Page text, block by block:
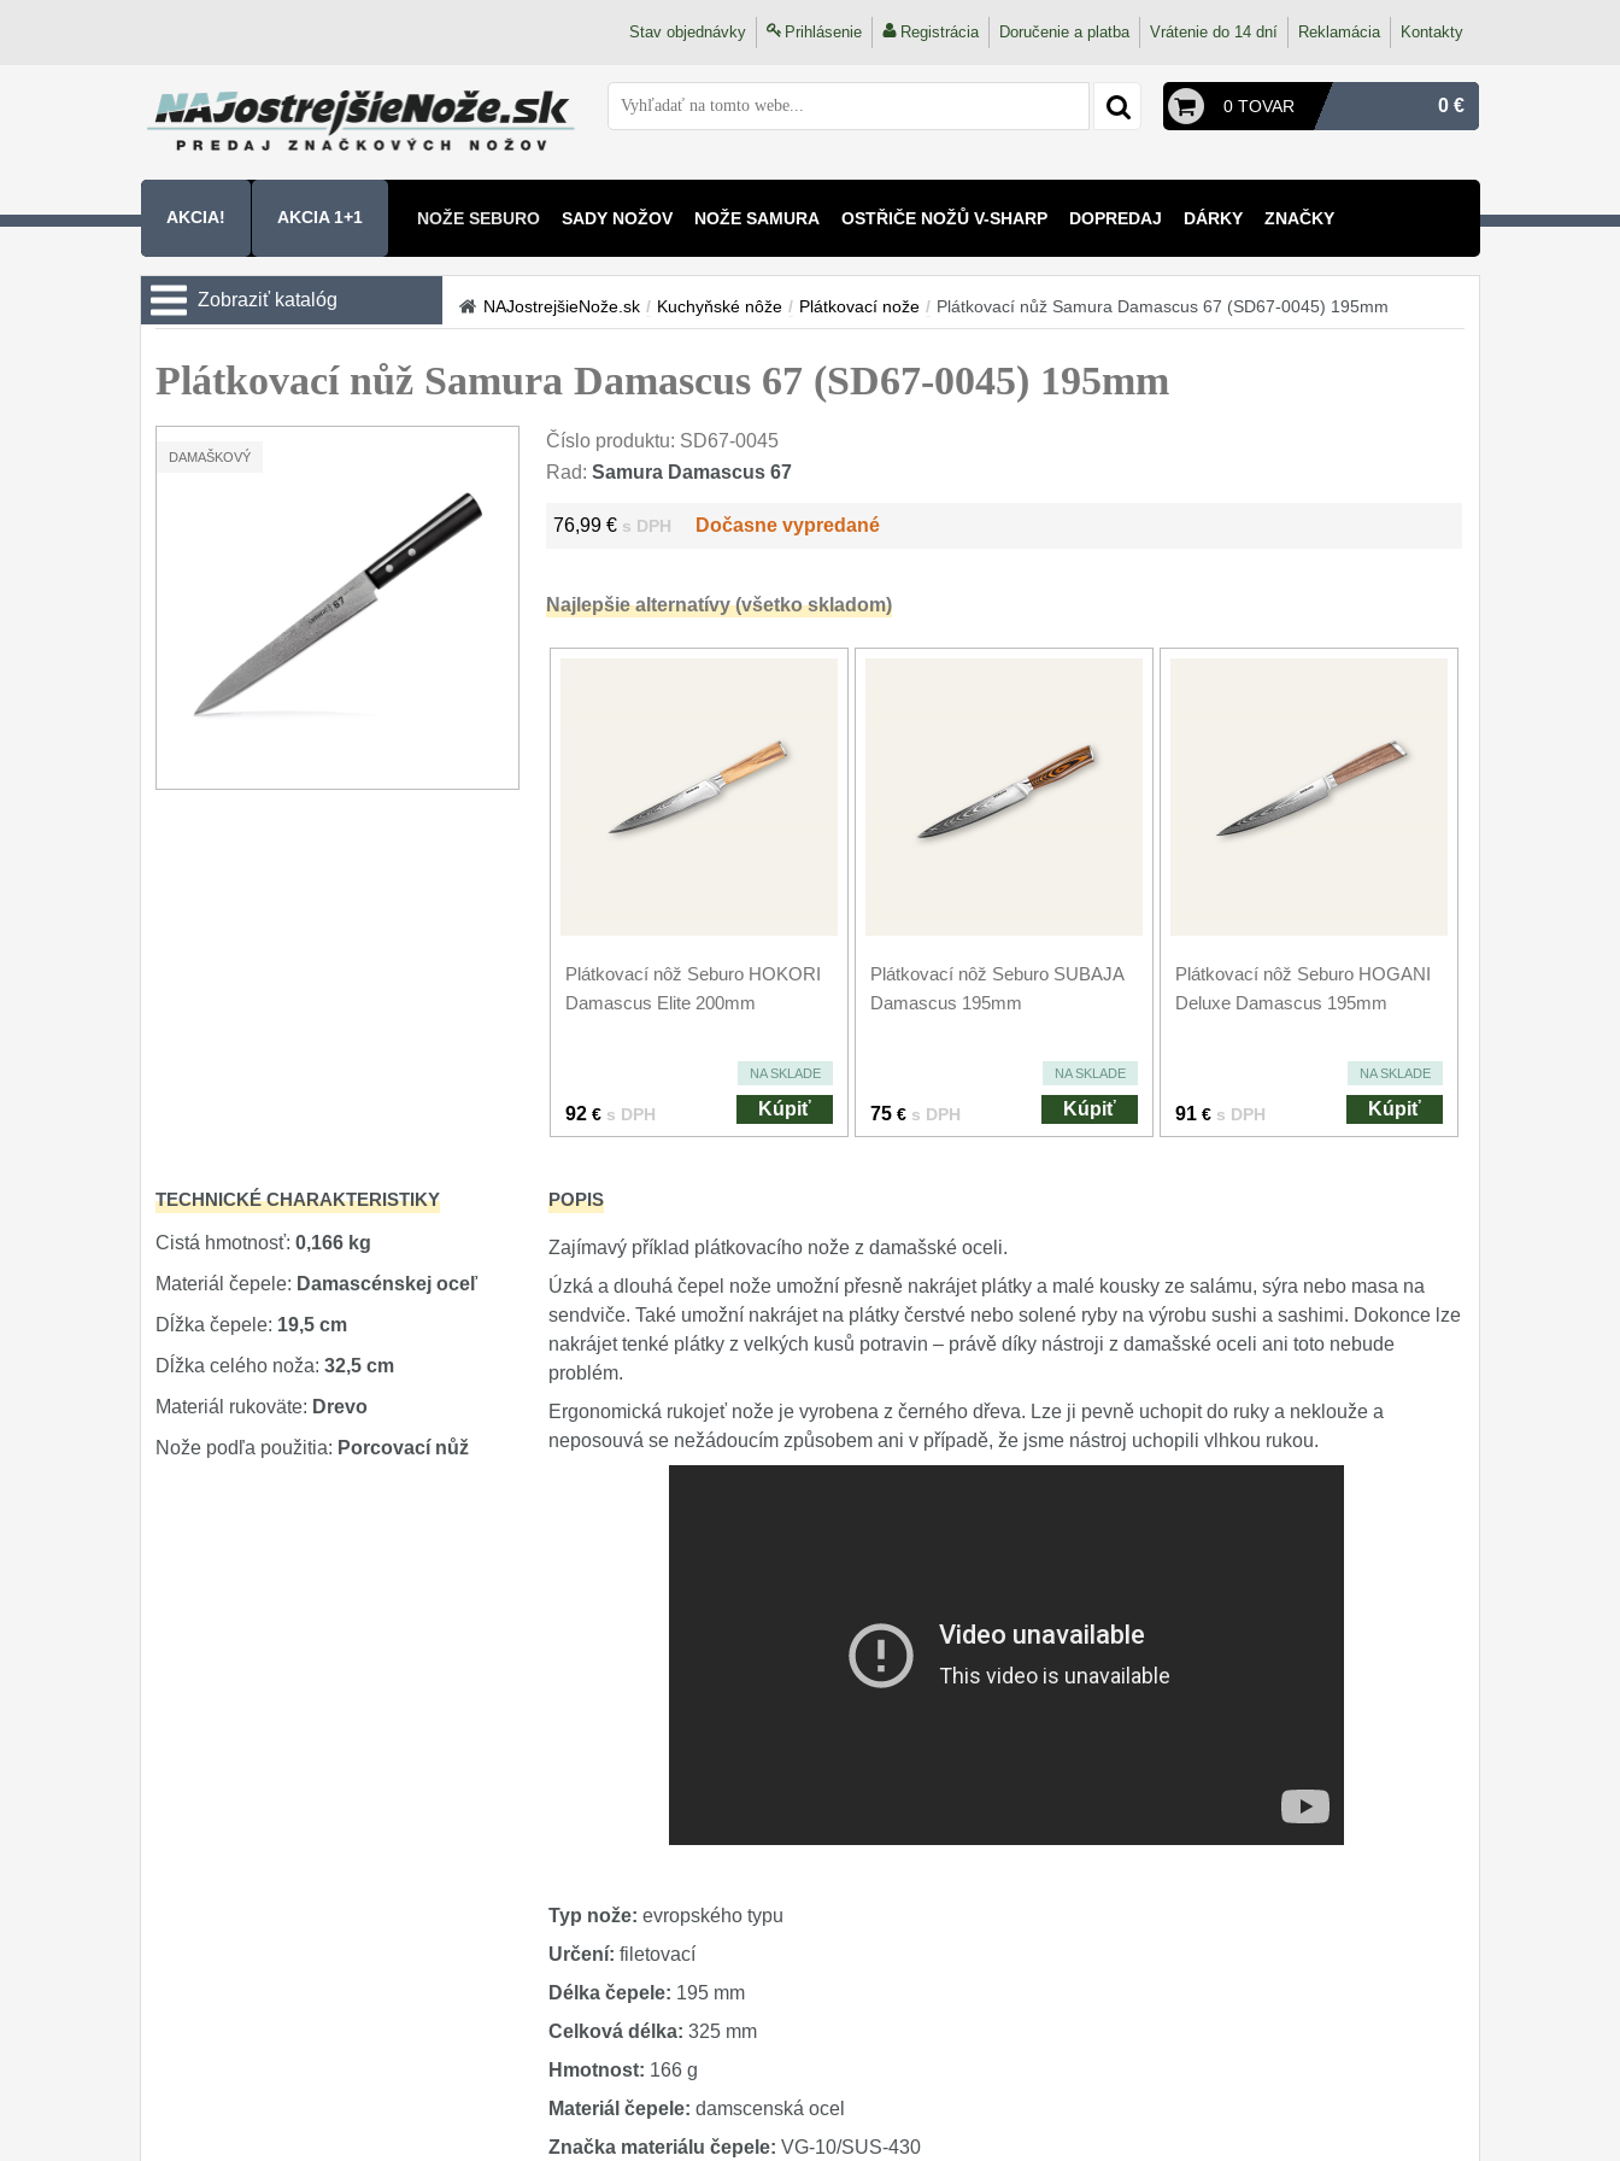
Stav objednávky Prihlásenie Registrácia Doručenie a platba Vrátenie do 14 dní Reklamácia Kontakty
0 TOVAR 0 €
AKCIA! AKCIA 1+1 NOŽE SEBURO SADY NOŽOV NOŽE SAMURA OSTŘIČE NOŽŮ V-SHARP DOPREDAJ DÁRKY ZNAČKY
Zobraziť katalóg
Sady nožov 9
Kuchařské nože
43
Nože NAKIRI 17
Filetovací nože
Ostrenie nožov
Nože SEBURO
Nože Tojiro
Nože Samura
NAJostrejšieNože.sk / Kuchyňské nôže / Plátkovací nože / Plátkovací nůž Samura Damascus 67 (SD67-0045) 195mm
Plátkovací nůž Samura Damascus 67 (SD67-0045) 195mm
DAMAŠKOVÝ
Číslo produktu: SD67-0045
Rad: Samura Damascus 67
76,99 € s DPH Dočasne vypredané
Najlepšie alternatívy (všetko skladom)
Plátkovací nôž Seburo HOKORI
Damascus Elite 200mm
NA SKLADE
92 € s DPH Kúpiť
Plátkovací nôž Seburo SUBAJA
Damascus 195mm
NA SKLADE
75 € s DPH Kúpiť
Plátkovací nôž Seburo HOGANI
Deluxe Damascus 195mm
NA SKLADE
91 € s DPH Kúpiť
TECHNICKÉ CHARAKTERISTIKY
Cistá hmotnosť: 0,166 kg
Materiál čepele: Damascénskej oceľ
Dĺžka čepele: 19,5 cm
Dĺžka celého noža: 32,5 cm
Materiál rukoväte: Drevo
Nože podľa použitia: Porcovací nůž
POPIS
Zajímavý příklad plátkovacího nože z damašské oceli.
Úzká a dlouhá čepel nože umožní přesně nakrájet plátky a malé kousky ze salámu, sýra nebo masa na
sendviče. Také umožní nakrájet na plátky čerstvé nebo solené ryby na výrobu sushi a sashimi. Dokonce lze
nakrájet tenké plátky z velkých kusů potravin – právě díky nástroji z damašské oceli ani toto nebude
problém.
Ergonomická rukojeť nože je vyrobena z černého dřeva. Lze ji pevně uchopit do ruky a neklouže a
neposouvá se nežádoucím způsobem ani v případě, že jsme nástroj uchopili vlhkou rukou.
Typ nože: evropského typu
Určení: filetovací
Délka čepele: 195 mm
Celková délka: 325 mm
Hmotnost: 166 g
Materiál čepele: damscenská ocel
Značka materiálu čepele: VG-10/SUS-430